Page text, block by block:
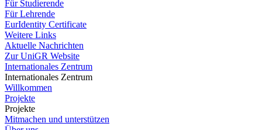
Für Studierende
Für Lehrende
EurIdentity Certificate
Weitere Links
Aktuelle Nachrichten
Zur UniGR Website
Internationales Zentrum
Internationales Zentrum
Willkommen
Projekte
Projekte
Mitmachen und unterstützen